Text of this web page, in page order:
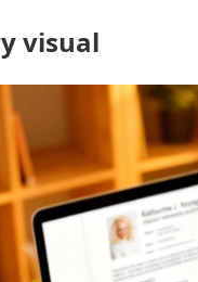
visual